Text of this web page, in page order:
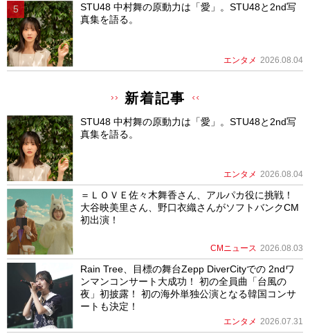
STU48 中村舞の原動力は「愛」。STU48と2nd写
真集を語る。
エンタメ 2026.08.04
新着記事
STU48 中村舞の原動力は「愛」。STU48と2nd写
真集を語る。
エンタメ 2026.08.04
＝ＬＯＶＥ佐々木舞香さん、アルパカ役に挑戦！
大谷映美里さん、野口衣織さんがソフトバンクCM
初出演！
CMニュース 2026.08.03
Rain Tree、目標の舞台Zepp DiverCityでの 2ndワ
ンマンコンサート大成功！ 初の全員曲「台風の
夜」初披露！ 初の海外単独公演となる韓国コンサ
ートも決定！
エンタメ 2026.07.31